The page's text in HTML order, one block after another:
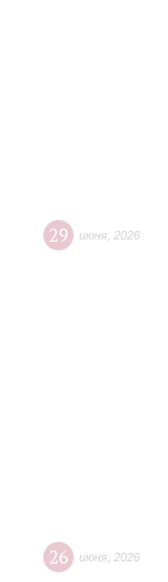
29 июня 2026
26 июня 2026